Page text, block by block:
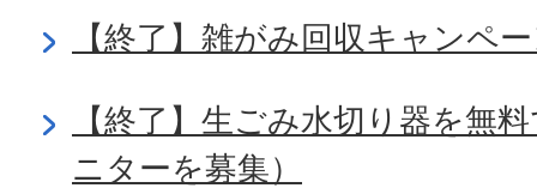
【終了】雑がみ回収キャンペ
【終了】生ごみ水切り器を無
ニターを募集）